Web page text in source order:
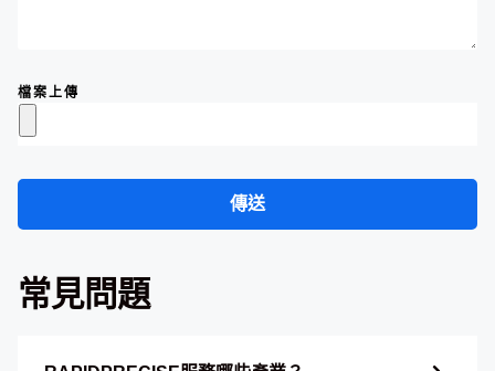
檔案上傳
傳送
常見問題